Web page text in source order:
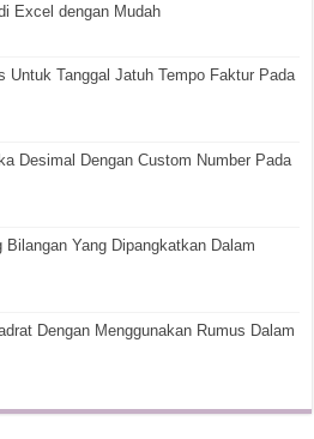
Excel dengan Mudah
Untuk Tanggal Jatuh Tempo Faktur Pada
Desimal Dengan Custom Number Pada
Yang Dipangkatkan Dalam
Dengan Menggunakan Rumus Dalam